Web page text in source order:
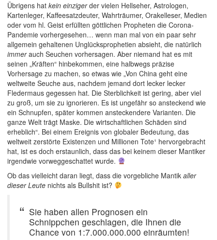
Übrigens hat kein einzigerder vielen Hellseher, Astrologen,
Kartenleger, Kaffeesatzdeuter, Wahrträumer, Orakelleser, Medien
oder vom hl. Geist erfüllten göttlichen Propheten die Corona-
Pandemie vorhergesehen… wenn man mal von ein paar sehr
allgemein gehaltenen Unglücksprophetien absieht, die natürlich
immerauch Seuchen vorhersagen. Aber niemand hat es mit
seinen „Kräften“ hinbekommen, eine halbwegs präzise
Vorhersage zu machen, so etwas wie „Von China geht eine
weltweite Seuche aus, nachdem jemand dort lecker lecker
Fledermaus gegessen hat. Die Sterblichkeit ist gering, aber viel
zu groß, um sie zu ignorieren. Es ist ungefähr so ansteckend wie
ein Schnupfen, später kommen ansteckendere Varianten. Die
ganze Welt trägt Maske. Die wirtschaftlichen Schäden sind
erheblich“. Bei einem Ereignis von globaler Bedeutung, das
weltweit zerstörte Existenzen und Millionen Tote¹ hervorgebracht
hat, ist es doch erstaunlich, dass das bei keinem dieser Mantiker
irgendwie vorweggeschattet wurde.
Ob das vielleicht daran liegt, dass die vorgebliche Mantik aller
dieser Leute nichts als Bullshit ist?
Sie haben allen Prognosen ein
Schnippchen geschlagen, die Ihnen die
Chance von 1:7.000.000.000 einräumten!